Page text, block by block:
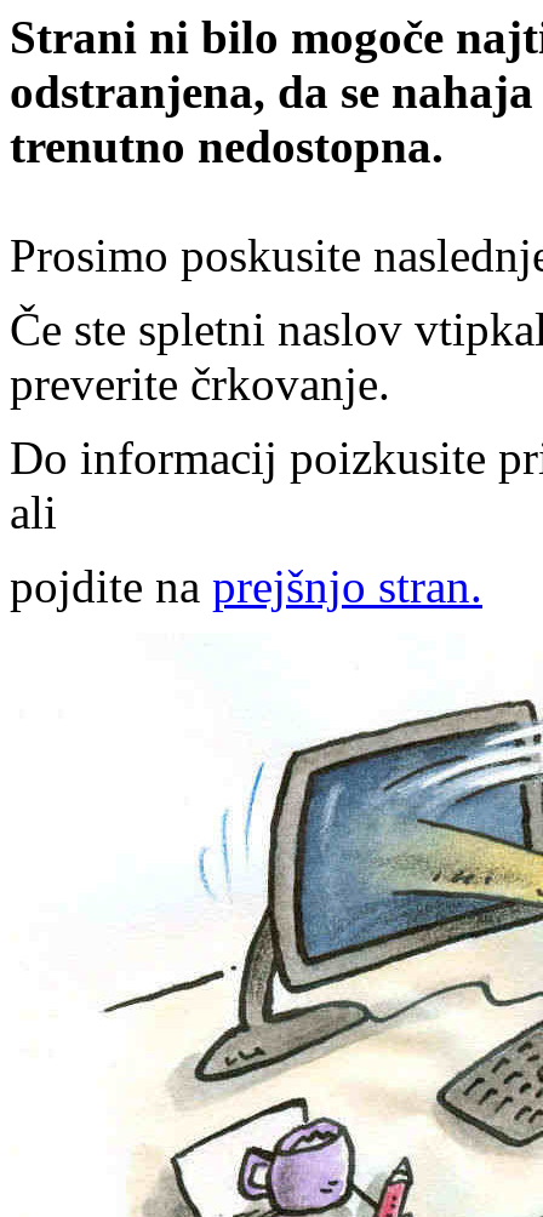
Strani ni bilo mogoče
odstranjena, da se
trenutno nedostopna.
Prosimo poskusite
Če ste spletni naslov
preverite črkovanje.
Do informacij poizkusite
ali
pojdite na prejšnjo stran.